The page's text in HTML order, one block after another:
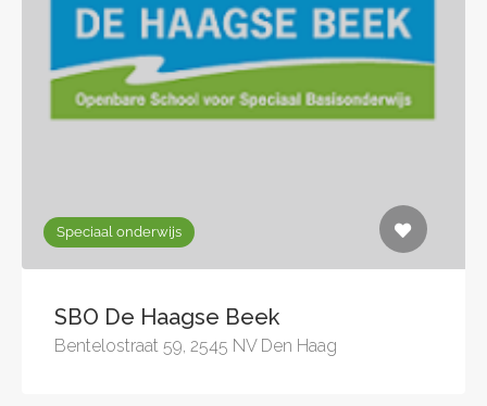
Speciaal onderwijs
SBO De Haagse Beek
Bentelostraat 59, 2545 NV Den Haag